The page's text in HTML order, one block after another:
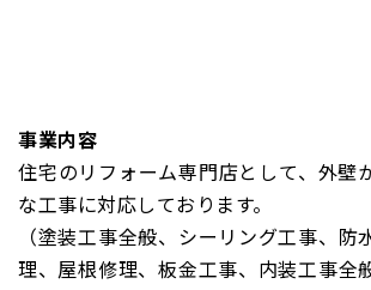
事業内容
住宅のリフォーム専門店として、外壁
な工事に対応しております。
（塗装工事全般、シーリング工事、防
理、屋根修理、板金工事、内装工事全